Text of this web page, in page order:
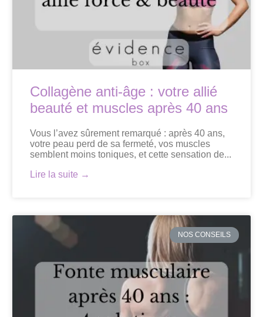
Collagène anti-âge : votre allié
beauté et muscles après 40 ans
Vous l’avez sûrement remarqué : après 40 ans,
votre peau perd de sa fermeté, vos muscles
semblent moins toniques, et cette sensation de...
Lire la suite →
NOS CONSEILS